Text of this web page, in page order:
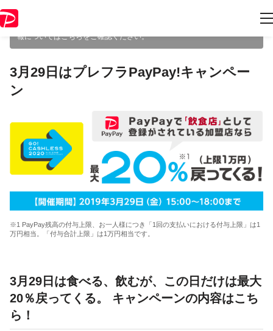
情報はキャンペーン終了時点のものになります。最新のキャンペーン情
報についてはこちらをご確認ください。
3月29日はプレフラPayPay!キャンペー
ン
※1 PayPay残高の付与上限、お一人様につき「1回の支払いにおける付与上限」は1
万円相当。「付与合計上限」は1万円相当です。
3月29日は食べる、飲むが、この日だけは最大
20％戻ってくる。 キャンペーンの内容はこち
ら！